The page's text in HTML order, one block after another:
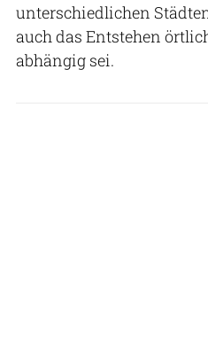
unterschiedlichen
auch das Entstehen
abhängig sei.